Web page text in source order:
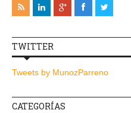
TWITTER
Tweets by MunozParreno
CATEGORÍAS